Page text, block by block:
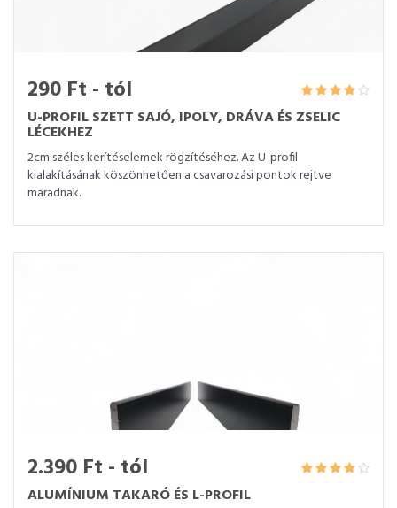
290 Ft - tól
U-PROFIL SZETT SAJÓ, IPOLY, DRÁVA ÉS ZSELIC
LÉCEKHEZ
2cm széles kerítéselemek rögzítéséhez. Az U-profil
kialakításának köszönhetően a csavarozási pontok rejtve
maradnak.
2.390 Ft - tól
ALUMÍNIUM TAKARÓ ÉS L-PROFIL